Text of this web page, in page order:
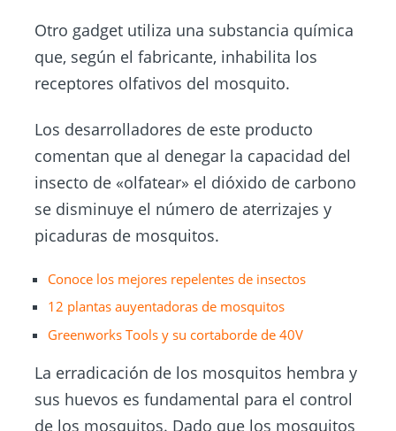
Otro gadget utiliza una substancia química
que, según el fabricante, inhabilita los
receptores olfativos del mosquito.
Los desarrolladores de este producto
comentan que al denegar la capacidad del
insecto de «olfatear» el dióxido de carbono
se disminuye el número de aterrizajes y
picaduras de mosquitos.
Conoce los mejores repelentes de insectos
12 plantas auyentadoras de mosquitos
Greenworks Tools y su cortaborde de 40V
La erradicación de los mosquitos hembra y
sus huevos es fundamental para el control
de los mosquitos. Dado que los mosquitos